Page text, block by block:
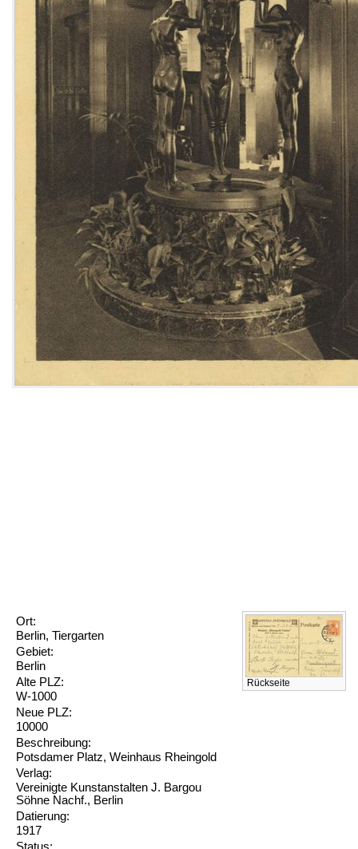
Rückseite
Ort:
Berlin, Tiergarten
Gebiet:
Berlin
Alte PLZ:
W-1000
Neue PLZ:
10000
Beschreibung:
Potsdamer Platz, Weinhaus Rheingold
Verlag:
Vereinigte Kunstanstalten J. Bargou
Söhne Nachf., Berlin
Datierung:
1917